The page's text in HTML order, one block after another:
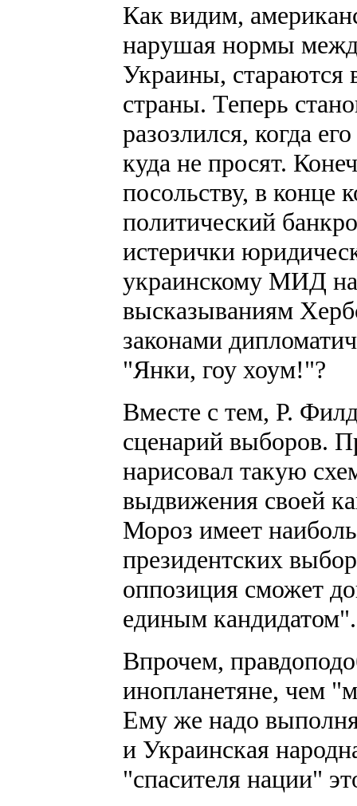
Как видим,
нарушая нормы
Украины, стараются
страны. Теперь
разозлился, когда
куда не просят.
посольству, в конце
политический
истерички
украинскому МИД
высказываниям
законами
"Янки, гоу хоум!"?
Вместе с тем, Р.
сценарий выборов.
нарисовал такую
выдвижения своей
Мороз имеет
президентских
оппозиция сможет
единым кандидатом".
Впрочем,
инопланетяне, чем
Ему же надо
и Украинская
"спасителя нации"